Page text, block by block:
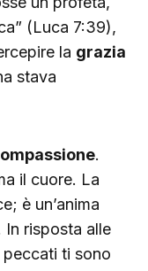
(Luca 7:39),
la grazia
stava
.
il cuore. La
è un’anima
In risposta alle
peccati ti sono